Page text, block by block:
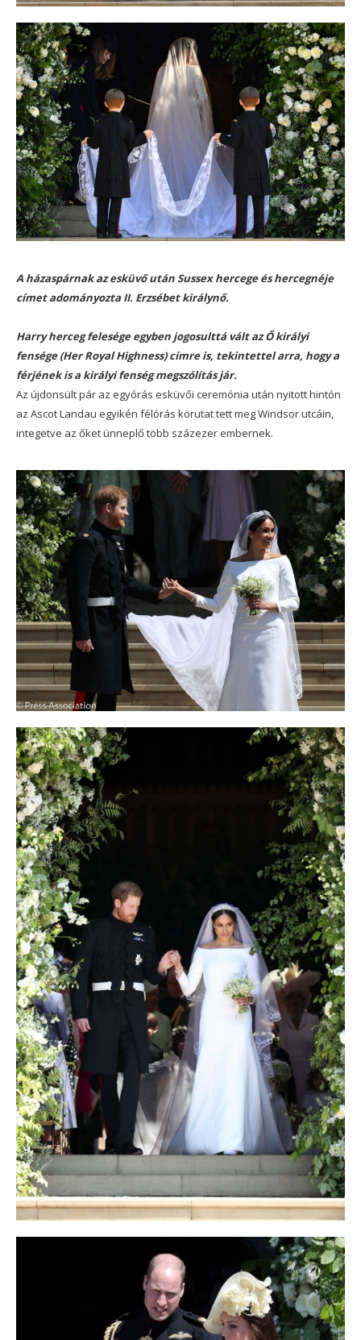
A házaspárnak az esküvő után Sussex hercege és hercegnéje
címet adományozta II. Erzsébet királynő.
Harry herceg felesége egyben jogosulttá vált az Ő királyi
fensége (Her Royal Highness) címre is, tekintettel arra, hogy a
férjének is a királyi fenség megszólítás jár.
Az újdonsült pár az egyórás esküvői ceremónia után nyitott hintón
az Ascot Landau egyikén félórás körutat tett meg Windsor utcáin,
integetve az őket ünneplő több százezer embernek.